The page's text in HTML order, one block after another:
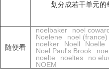
划分成若干单元
随便看
noelbaker noel
Noelene
noel (france)
noelker
Noell Noelle
Noel Paul's Brook
noelte
noeltes no
NOEM